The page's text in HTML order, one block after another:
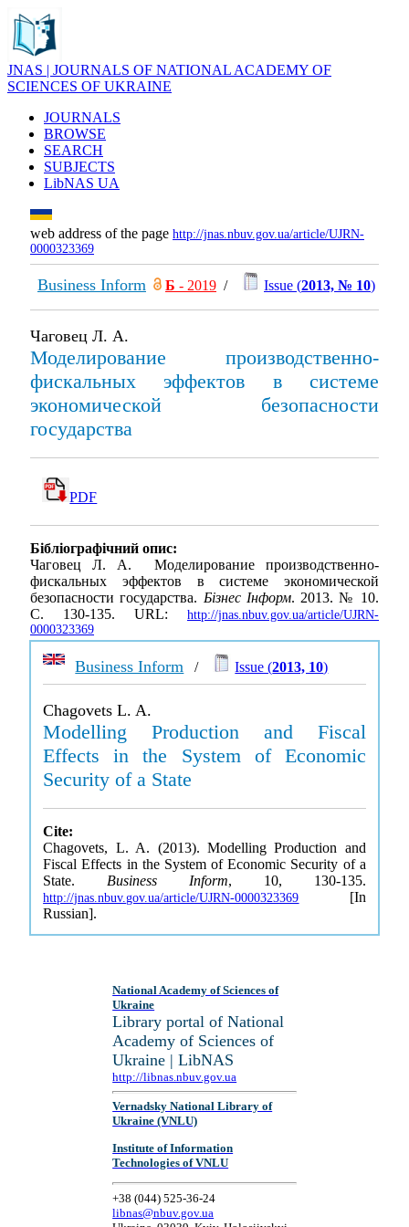
JNAS | JOURNALS OF NATIONAL ACADEMY OF
SCIENCES OF UKRAINE
JOURNALS
BROWSE
SEARCH
SUBJECTS
LibNAS UA
web address of the page http://jnas.nbuv.gov.ua/article/UJRN-
0000323369
Business Inform Б - 2019 / Issue (2013, № 10)
Чаговец Л. А.
Моделирование производственно-
фискальных эффектов в системе
экономической безопасности
государства
PDF
Бібліографічний опис:
Чаговец Л. А. Моделирование производственно-
фискальных эффектов в системе экономической
безопасности государства. Бізнес Інформ. 2013. № 10.
С. 130-135. URL: http://jnas.nbuv.gov.ua/article/UJRN-
0000323369
Business Inform / Issue (2013, 10)
Chagovets L. A.
Modelling Production and Fiscal
Effects in the System of Economic
Security of a State
Cite:
Chagovets, L. A. (2013). Modelling Production and
Fiscal Effects in the System of Economic Security of a
State. Business Inform, 10, 130-135.
http://jnas.nbuv.gov.ua/article/UJRN-0000323369 [In
Russian].
National Academy of Sciences of
Ukraine
Library portal of National
Academy of Sciences of
Ukraine | LibNAS
http://libnas.nbuv.gov.ua
Vernadsky National Library of
Ukraine (VNLU)
Institute of Information
Technologies of VNLU
+38 (044) 525-36-24
libnas@nbuv.gov.ua